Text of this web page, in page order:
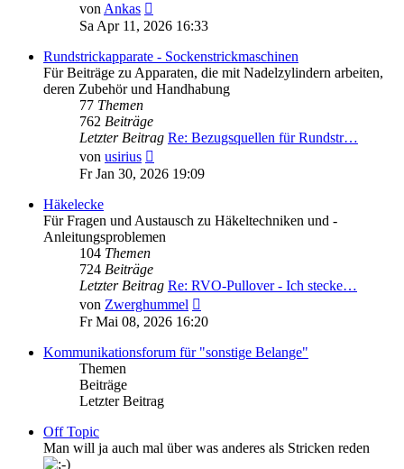
vonAnkas
Beitrag
Sa Apr 11, 2026 16:33
Rundstrickapparate - Sockenstrickmaschinen
Für Beiträge zu Apparaten, die mit Nadelzylindern arbeiten,
deren Zubehör und Handhabung
77 Themen
762 Beiträge
Letzter Beitrag Re: Bezugsquellen für Rundstr…
von usirius
Beitrag
Fr Jan 30, 2026 19:09
Häkelecke
Für Fragen und Austausch zu Häkeltechniken und -
Anleitungsproblemen
104 Themen
724 Beiträge
Letzter Beitrag Re: RVO-Pullover - Ich stecke…
von Zwerghummel
Beitrag
Fr Mai 08, 2026 16:20
Kommunikationsforum für "sonstige Belange"
Themen
Beiträge
Letzter Beitrag
Off Topic
Man will ja auch mal über was anderes als Stricken reden